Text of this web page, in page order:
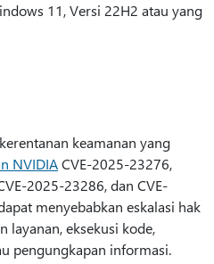
11, Versi 22H2 atau yang
keamanan yang
NVIDIACVE-2025-23276,
2025-23286, dan CVE-
menyebabkan eskalasi hak
layanan, eksekusi kode,
pengungkapan informasi.